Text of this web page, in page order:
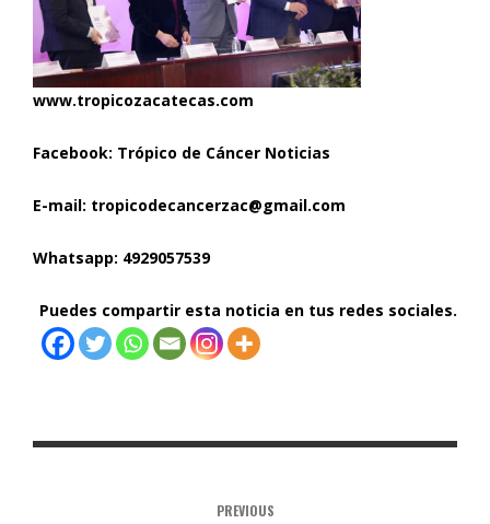
www.tropicozacatecas.com
Facebook: Trópico de Cáncer Noticias
E-mail: tropicodecancerzac@gmail.com
Whatsapp: 4929057539
Puedes compartir esta noticia en tus redes sociales.
PREVIOUS